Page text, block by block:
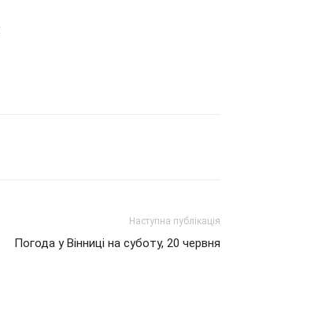
Наступна публікація
Погода у Вінниці на суботу, 20 червня